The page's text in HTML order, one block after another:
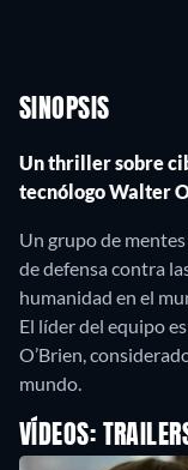
SINOPSIS
Un thriller sobre
tecnólogo Walter
Un grupo de
de defensa contra
humanidad en el
El líder del equipo
O’Brien,
mundo.
VÍDEOS: